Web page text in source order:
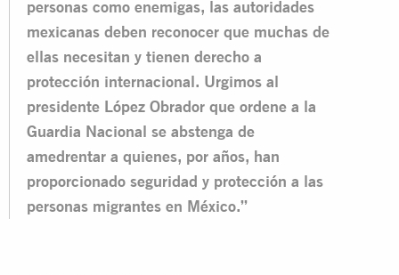
personas como enemigas, las autoridades
mexicanas deben reconocer que muchas de
ellas necesitan y tienen derecho a
protección internacional. Urgimos al
presidente López Obrador que ordene a la
Guardia Nacional se abstenga de
amedrentar a quienes, por años, han
proporcionado seguridad y protección a las
personas migrantes en México.”